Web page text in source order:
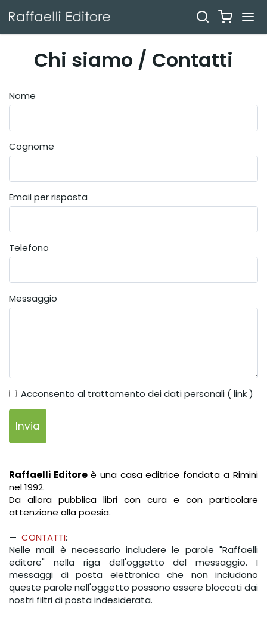
Chi siamo / Contatti
Nome
Cognome
Email per risposta
Telefono
Messaggio
Acconsento al trattamento dei dati personali (link)
Invia
Raffaelli Editore è una casa editrice fondata a Rimini
nel 1992.
Da allora pubblica libri con cura e con particolare
attenzione alla poesia.
— CONTATTI:
Nelle mail è necessario includere le parole "Raffaelli
editore" nella riga dell'oggetto del messaggio. I
messaggi di posta elettronica che non includono
queste parole nell'oggetto possono essere bloccati dai
nostri filtri di posta indesiderata.